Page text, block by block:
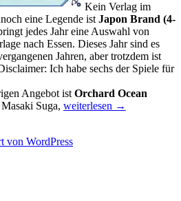
Kein Verlag im
eine Legende ist Japon Brand (4-
jedes Jahr eine Auswahl von
nach Essen. Dieses Jahr sind es
Jahren, aber trotzdem ist
Ich habe sechs der Spiele für
Angebot ist Orchard Ocean
Suga, Messevorschau
(Teil
weiterlesen →
von WordPress